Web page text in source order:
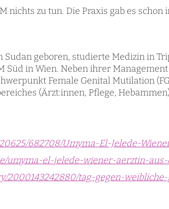
nichts zu tun. Die Praxis gab es
Sudan geboren, studierte Medizin in
Süd in Wien. Neben ihrer
Female Genital Mutilation
(Ärzt:innen, Pflege,
682708/Umyma-El-Jelede-
umyma-el-jelede-wiener-aerztin-
2000143242880/tag-gegen-